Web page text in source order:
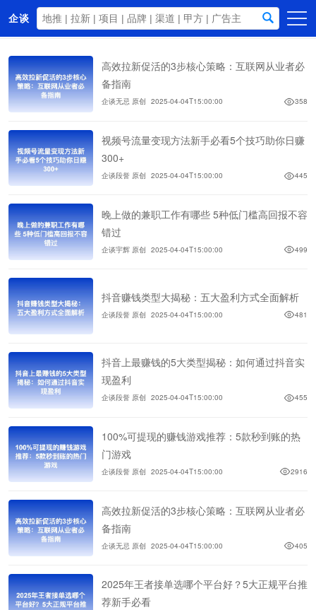
企谈
商务资源
资讯动态
关于我们
高效拉新促活的3步核心策略：互联网从业者必
备指南
企谈无忌 原创 2025-04-04T15:00:00 358
视频号流量变现方法新手必看5个技巧助你日赚
300+
企谈段誉 原创 2025-04-04T15:00:00 445
晚上做的兼职工作有哪些 5种低门槛高回报不容
错过
企谈宇辉 原创 2025-04-04T15:00:00 499
抖音赚钱类型大揭秘：五大盈利方式全面解析
企谈段誉 原创 2025-04-04T15:00:00 481
抖音上最赚钱的5大类型揭秘：如何通过抖音实
现盈利
企谈段誉 原创 2025-04-04T15:00:00 455
100%可提现的赚钱游戏推荐：5款秒到账的热
门游戏
企谈段誉 原创 2025-04-04T15:00:00 2916
高效拉新促活的3步核心策略：互联网从业者必
备指南
企谈无忌 原创 2025-04-04T15:00:00 405
2025年王者接单选哪个平台好？5大正规平台推
荐新手必看